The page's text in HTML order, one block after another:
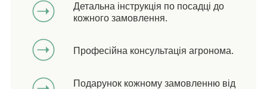
Детальна інструкція по посадці до
кожного замовлення.
Професійна консультація агронома.
Подарунок кожному замовленню від